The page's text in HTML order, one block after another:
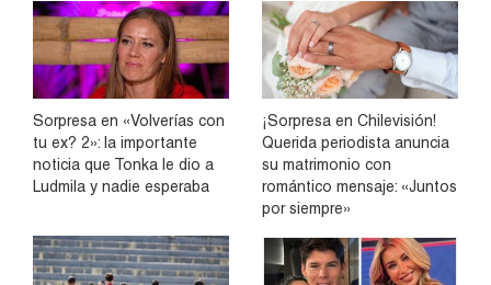
Sorpresa en «Volverías con
tu ex? 2»: la importante
noticia que Tonka le dio a
Ludmila y nadie esperaba
¡Sorpresa en Chilevisión!
Querida periodista anuncia
su matrimonio con
romántico mensaje: «Juntos
por siempre»